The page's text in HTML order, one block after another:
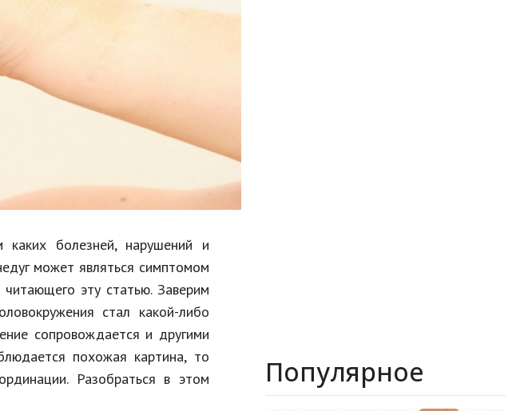
Мода и стиль
Юриспруденция
Образование
Наука и технологии
болезней, нарушений и
может являться симптомом
эту статью. Заверим
стал какой-либо
сопровождается и другими
похожая картина, то
Разобраться в этом
Популярное